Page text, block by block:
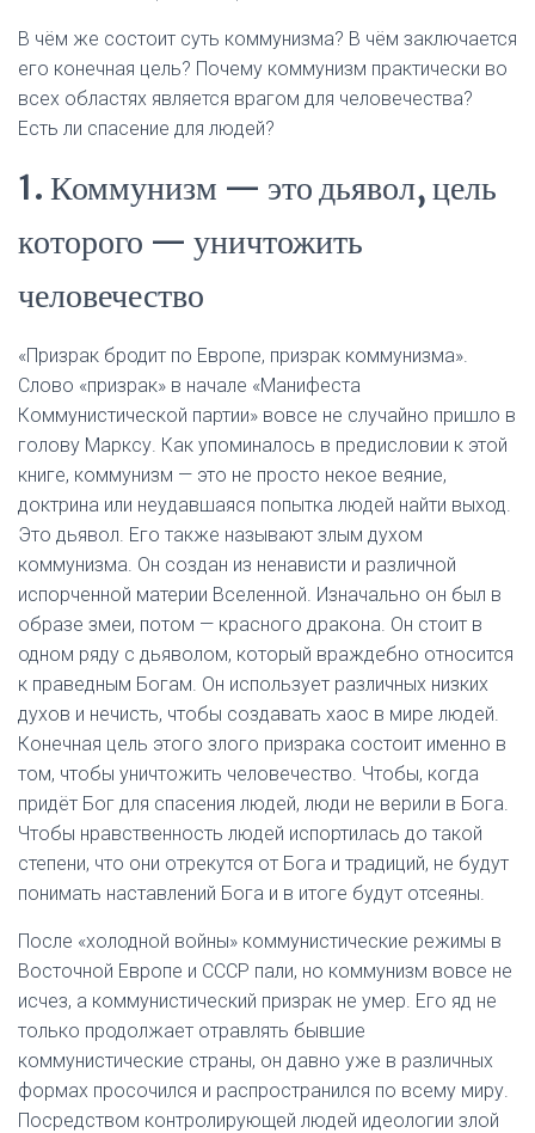
В чём же состоит суть коммунизма? В чём заключается
его конечная цель? Почему коммунизм практически во
всех областях является врагом для человечества?
Есть ли спасение для людей?
1. Коммунизм — это дьявол, цель
которого — уничтожить
человечество
«Призрак бродит по Европе, призрак коммунизма».
Слово «призрак» в начале «Манифеста
Коммунистической партии» вовсе не случайно пришло в
голову Марксу. Как упоминалось в предисловии к этой
книге, коммунизм — это не просто некое веяние,
доктрина или неудавшаяся попытка людей найти выход.
Это дьявол. Его также называют злым духом
коммунизма. Он создан из ненависти и различной
испорченной материи Вселенной. Изначально он был в
образе змеи, потом — красного дракона. Он стоит в
одном ряду с дьяволом, который враждебно относится
к праведным Богам. Он использует различных низких
духов и нечисть, чтобы создавать хаос в мире людей.
Конечная цель этого злого призрака состоит именно в
том, чтобы уничтожить человечество. Чтобы, когда
придёт Бог для спасения людей, люди не верили в Бога.
Чтобы нравственность людей испортилась до такой
степени, что они отрекутся от Бога и традиций, не будут
понимать наставлений Бога и в итоге будут отсеяны.
После «холодной войны» коммунистические режимы в
Восточной Европе и СССР пали, но коммунизм вовсе не
исчез, а коммунистический призрак не умер. Его яд не
только продолжает отравлять бывшие
коммунистические страны, он давно уже в различных
формах просочился и распространился по всему миру.
Посредством контролирующей людей идеологии злой